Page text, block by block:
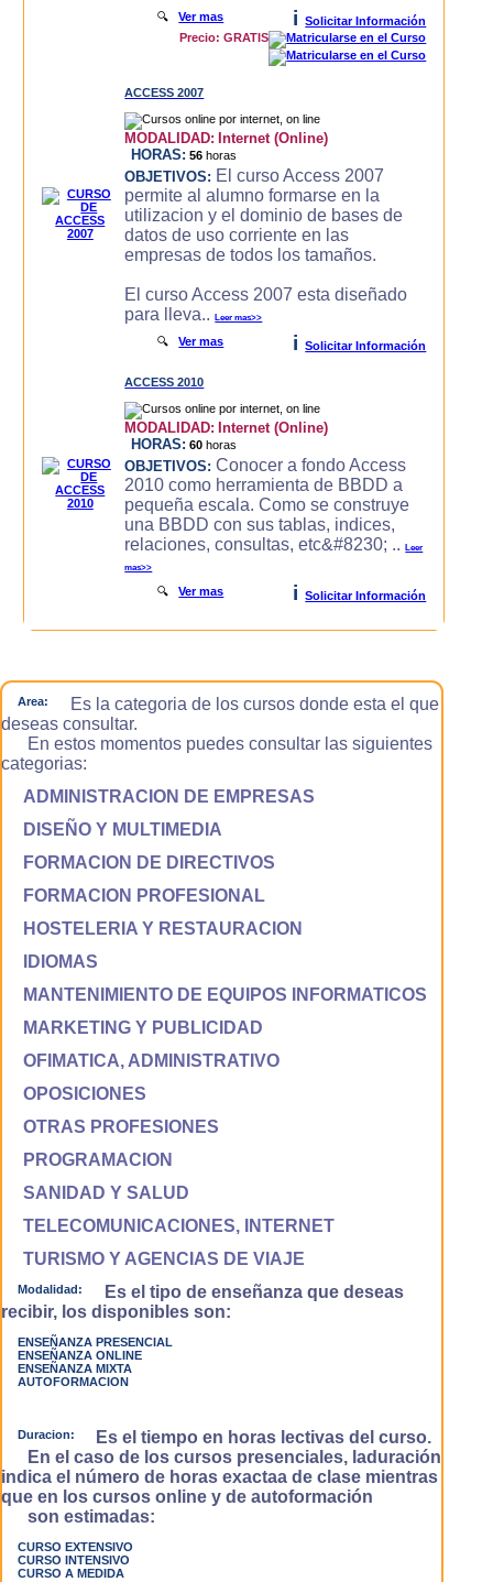
🔍Ver mas i
Solicitar Información
Precio: GRATIS
ACCESS 2007
MODALIDAD: Internet (Online)
HORAS: 56 horas
OBJETIVOS: El curso Access 2007
permite al alumno formarse en la
utilizacion y el dominio de bases de
datos de uso corriente en las
empresas de todos los tamaños.
El curso Access 2007 esta diseñado
para lleva..Leer mas>>
🔍Ver mas i Solicitar Información
ACCESS 2010
MODALIDAD: Internet (Online)
HORAS: 60 horas
OBJETIVOS: Conocer a fondo Access
2010 como herramienta de BBDD a
pequeña escala. Como se construye
una BBDD con sus tablas, indices,
relaciones, consultas, etc&#8230; ..Leer
mas>>
🔍Ver mas i Solicitar Información
Area:
Es la categoria de los cursos donde esta el que
deseas consultar.
En estos momentos puedes consultar las siguientes
categorias:
ADMINISTRACION DE EMPRESAS
DISEÑO Y MULTIMEDIA
FORMACION DE DIRECTIVOS
FORMACION PROFESIONAL
HOSTELERIA Y RESTAURACION
IDIOMAS
MANTENIMIENTO DE EQUIPOS INFORMATICOS
MARKETING Y PUBLICIDAD
OFIMATICA, ADMINISTRATIVO
OPOSICIONES
OTRAS PROFESIONES
PROGRAMACION
SANIDAD Y SALUD
TELECOMUNICACIONES, INTERNET
TURISMO Y AGENCIAS DE VIAJE
Modalidad:
Es el tipo de enseñanza que deseas
recibir, los disponibles son:
ENSEÑANZA PRESENCIAL
ENSEÑANZA ONLINE
ENSEÑANZA MIXTA
AUTOFORMACION
Duracion:
Es el tiempo en horas lectivas del curso.
En el caso de los cursos presenciales, laduración
indica el número de horas exactaa de clase mientras
que en los cursos online y de autoformación
son estimadas:
CURSO EXTENSIVO
CURSO INTENSIVO
CURSO A MEDIDA